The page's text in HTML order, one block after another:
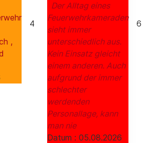
,
4
Der Alltag eines
Feuerwehrkameraden
sieht immer
unterschiedlich aus.
Kein Einsatz gleicht
einem anderen. Auch
aufgrund der immer
schlechter
werdenden
Personallage, kann
man nie
Datum : 05.08.2026
6